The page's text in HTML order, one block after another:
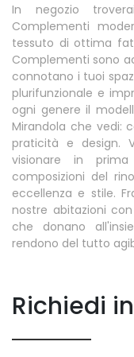
In negozio
Complementi
tessuto di ottima
Complementi sono
connotano i tuoi
plurifunzionale e
ogni genere il
Mirandola che vedi:
praticità e design.
visionare in
composizioni del
eccellenza e stile.
nostre abitazioni
che donano
rendono del tutto
Richiedi